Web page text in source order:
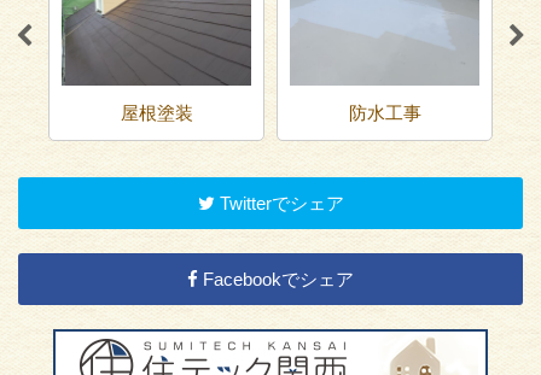
屋根塗装 防水工事
Twitterでシェア
Facebookでシェア